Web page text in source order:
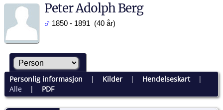
Peter Adolph Berg
1850 - 1891 (40 år)
Personlig informasjon | Kilder| Hendelseskart|
Alle| PDF